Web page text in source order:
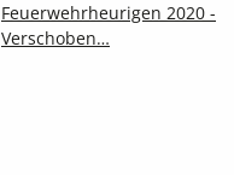
Feuerwehrheurigen 2020 -
Verschoben…